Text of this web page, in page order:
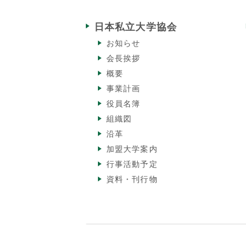
日本私立大学協会
お知らせ
会長挨拶
概要
事業計画
役員名簿
組織図
沿革
加盟大学案内
行事活動予定
資料・刊行物